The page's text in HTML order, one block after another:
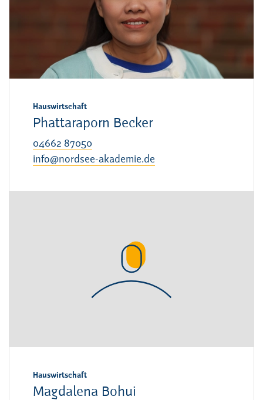
Hauswirtschaft
Phattaraporn Becker
04662 87050
info@nordsee-akademie.de
Hauswirtschaft
Magdalena Bohui